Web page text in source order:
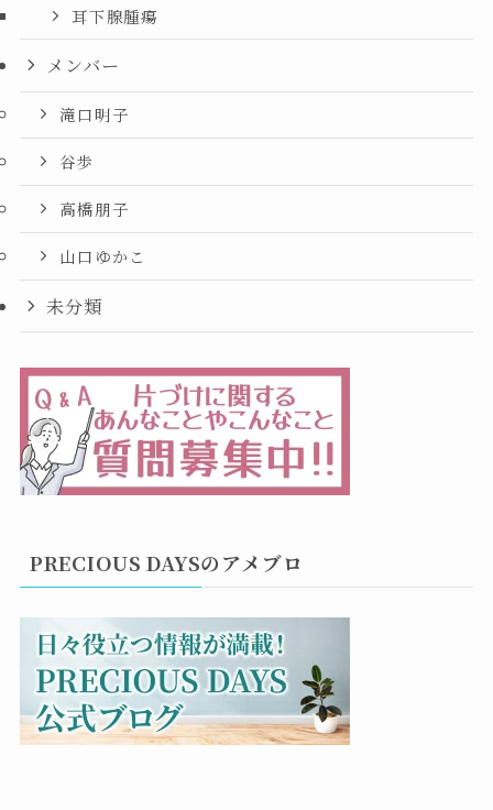
耳下腺腫瘍
メンバー
滝口明子
谷歩
高橋朋子
山口ゆかこ
未分類
PRECIOUS DAYSのアメブロ